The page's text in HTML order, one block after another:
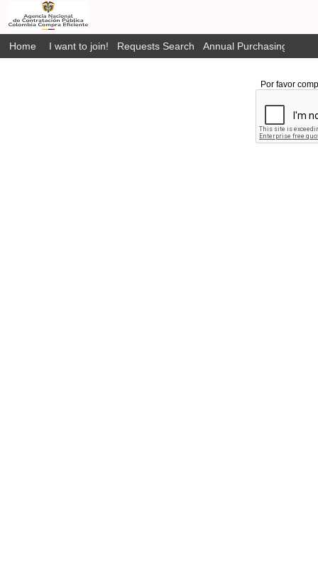
Home I want to join! Requests Search Annual Purchasing Plan
Por favor